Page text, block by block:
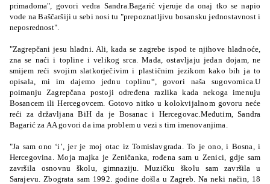
primadoma", govori vedra Sandra.Bagarić vjeruje da onaj tko se napio
vode na Baščaršiji u sebi nosi tu "prepoznatljivu bosansku jednostavnost i
neposrednost".
"Zagrepčani jesu hladni. Ali, kada se zagrebe ispod te njihove hladnoće,
zna se naći i topline i velikog srca. Mada, ostavljaju jedan dojam, ne
smijem reći svojim slatkorječivim i plastičnim jezikom kako bih ja to
opisala, mi im dajemo jednu toplinu“, govori naša sugovornica.U
poimanju Zagrepčana postoji određena razlika kada nekoga imenuju
Bosancem ili Hercegovcem. Gotovo nitko u kolokvijalnom govoru neće
reći za državljana BiH da je Bosanac i Hercegovac.Međutim, Sandra
Bagarić za AA govori da ima problem u vezi s tim imenovanjima.
"Ja sam ono ‘i’, jer je moj otac iz Tomislavgrada. To je ono, i Bosna, i
Hercegovina. Moja majka je Zeničanka, rođena sam u Zenici, gdje sam
završila osnovnu školu, gimnaziju. Muzičku školu sam završila u
Sarajevu. Zbograta sam 1992. godine došla u Zagreb. Na neki način, 18